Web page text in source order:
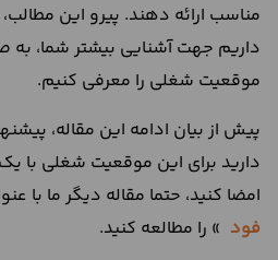
مناسب ارائه دهند. پیرو این
داریم جهت آشنایی بیشتر شما،
موقعیت شغلی را معرفی کنیم.
پیش از بیان ادامه این مقاله،
دارید برای این موقعیت شغلی با یک
امضا کنید، حتما مقاله دیگر ما با
فود » را مطالعه کنید.